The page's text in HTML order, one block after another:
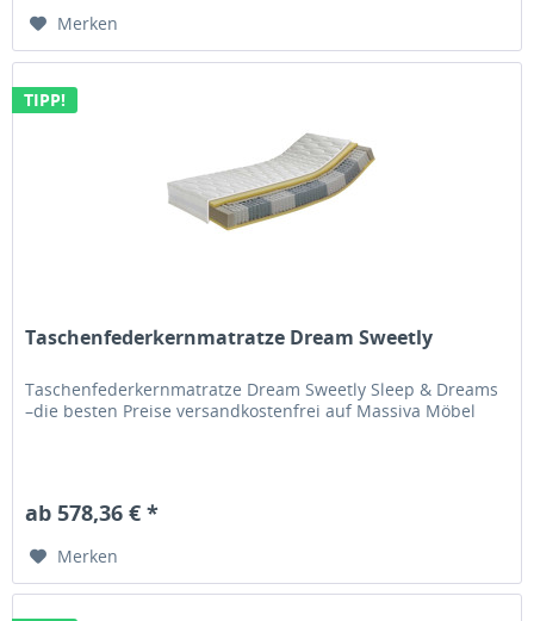
Merken
TIPP!
Taschenfederkernmatratze Dream Sweetly
Taschenfederkernmatratze Dream Sweetly Sleep & Dreams
–die besten Preise versandkostenfrei auf Massiva Möbel
ab 578,36 € *
Merken